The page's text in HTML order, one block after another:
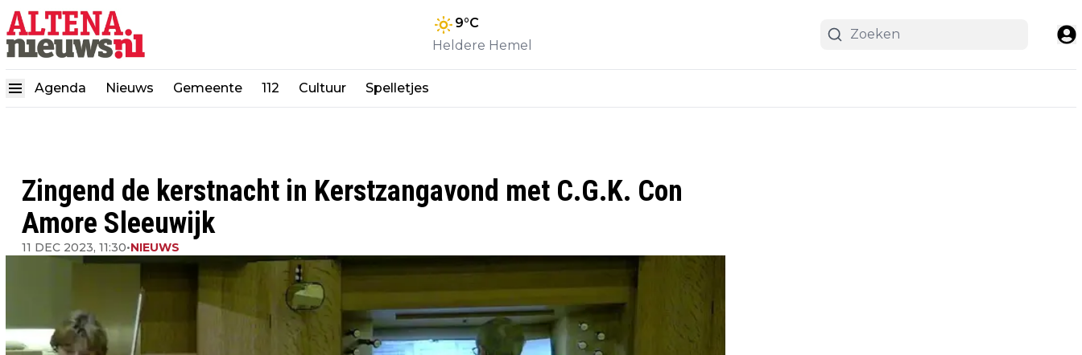
9°C
Heldere Hemel
Agenda Nieuws Gemeente 112 Cultuur Spelletjes
Zingend de kerstnacht in Kerstzangavond met C.G.K. Con
Amore Sleeuwijk
11 DEC 2023, 11:30•NIEUWS